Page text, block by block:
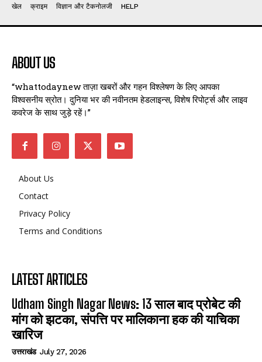
खेल
क्राइम विज्ञान और टैकनोलजी HELP
ABOUT US
“whattodaynew ताज़ा खबरों और गहन विश्लेषण के लिए आपका
विश्वसनीय स्रोत। दुनिया भर की नवीनतम हेडलाइन्स, विशेष रिपोर्ट्स और लाइव
कवरेज के साथ जुड़े रहें।”
About Us
Contact
Privacy Policy
Terms and Conditions
LATEST ARTICLES
Udham Singh Nagar News: 13 साल बाद प्रोबेट की
मांग को झटका, संपत्ति पर मालिकाना हक की याचिका
खारिज
उत्तराखंड July 27, 2026